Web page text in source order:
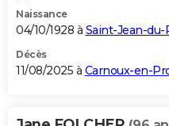
Naissance
04/10/1928 à Saint-Jean-du-
Décès
11/08/2025 à Carnoux-en-